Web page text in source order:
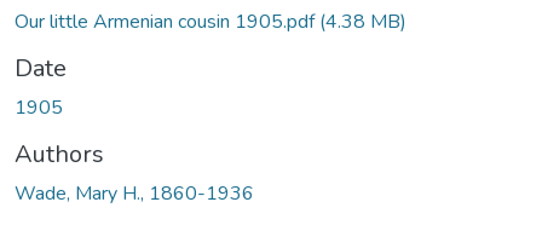
Our little Armenian cousin 1905.pdf(4.38 MB)
Date
1905
Authors
Wade, Mary H., 1860-1936